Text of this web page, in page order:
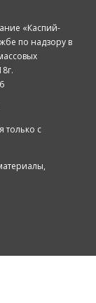
«Каспий-
по надзору в
только с